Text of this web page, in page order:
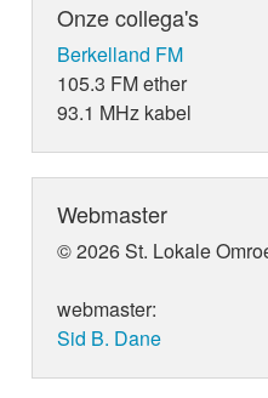
Onze collega's
Berkelland FM
105.3 FM ether
93.1 MHz kabel
Webmaster
© 2026 St. Lokale
webmaster:
Sid B. Dane